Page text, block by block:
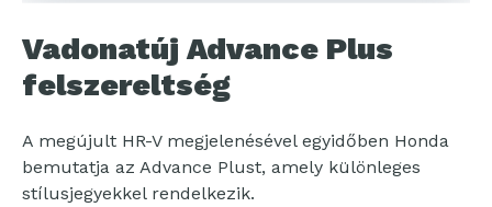
Vadonatúj Advance Plus
felszereltség
A megújult HR-V megjelenésével egyidőben Honda
bemutatja az Advance Plust, amely különleges
stílusjegyekkel rendelkezik.